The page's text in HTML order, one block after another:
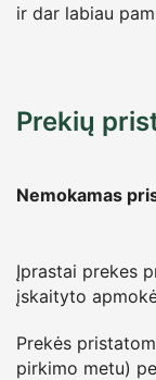
ir dar labiau
Prekių
Nemokamas
Įprastai prekes
įskaityto
Prekės
pirkimo metu)